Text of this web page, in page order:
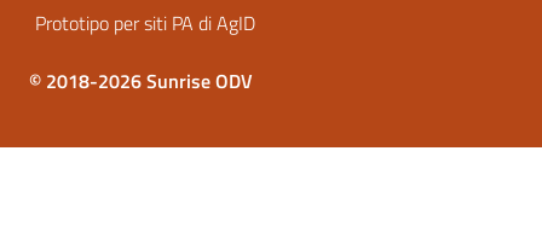
Prototipo per siti PA di AgID
© 2018-2026 Sunrise ODV